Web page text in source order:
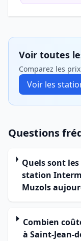
Voir toutes
Comparez les
Voir les
Questions
Quels sont
station
Muzols
Combien
à Saint-Jean-